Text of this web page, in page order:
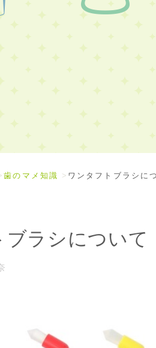
歯のマメ知識 ワンタフトブラシに
ブラシについて